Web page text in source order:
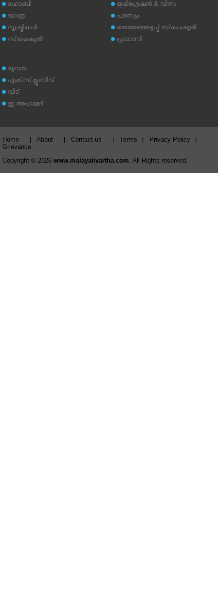
ഹോബി
യാത്ര
സൃഷ്ടികള്‍
സ്‌പെഷ്യല്‍
ഇമിഗ്രേഷന്‍ & വിസ
പരസ്യം
തെരഞ്ഞെടുപ്പ് സ്‌പെഷ്യല്‍
പ്രവാസി
യുവത
എക്‌സ്‌ക്ലൂസീവ്
വീട്
ഇ അഹമ്മദ്‌
Home About Contact us Terms Privacy Policy
Grievance
Copyright © 2026 www.malayalivartha.com . All Rights reserved.